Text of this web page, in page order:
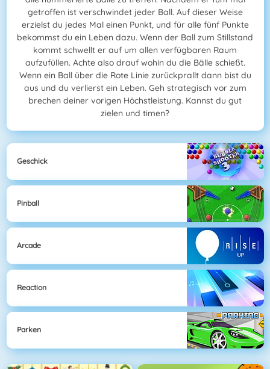
getroffen ist verschwindet jeder Ball. Auf dieser Weise
erzielst du jedes Mal einen Punkt, und für alle fünf Punkte
bekommst du ein Leben dazu. Wenn der Ball zum Stillstand
kommt schwellt er auf um allen verfügbaren Raum
aufzufüllen. Achte also drauf wohin du die Bälle schießt.
Wenn ein Ball über die Rote Linie zurückprallt dann bist du
aus und du verlierst ein Leben. Geh strategisch vor zum
brechen deiner vorigen Höchstleistung. Kannst du gut
zielen und timen?
Geschick
Pinball
Arcade
Reaction
Parken